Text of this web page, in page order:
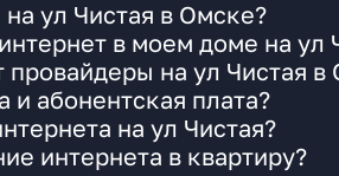
ул Чистая в Омске?
в моем доме на ул
на ул Чистая в
абонентская плата?
на ул Чистая?
интернета в квартиру?